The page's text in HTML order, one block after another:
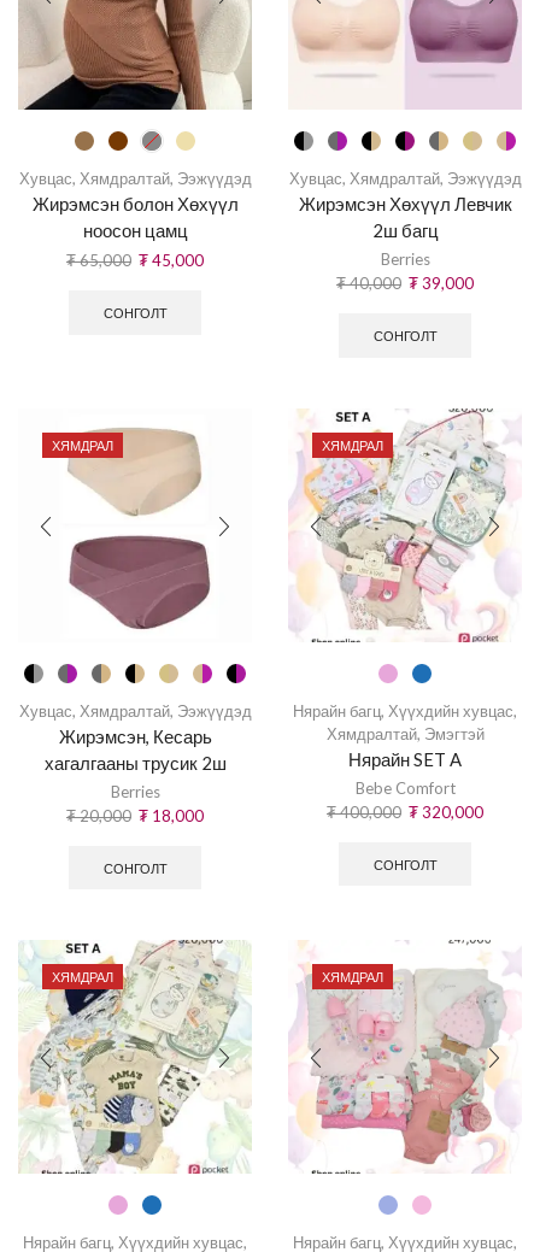
Хувцас, Хямдралтай, Ээжүүдэд
Жирэмсэн болон Хөхүүл
ноосон цамц
₮65,000 ₮45,000
СОНГОЛТ
Хувцас, Хямдралтай, Ээжүүдэд
Жирэмсэн Хөхүүл Левчик
2ш багц
Berries
₮40,000 ₮39,000
СОНГОЛТ
ХЯМДРАЛ
Хувцас, Хямдралтай, Ээжүүдэд
Жирэмсэн, Кесарь
хагалгааны трусик 2ш
Berries
₮20,000 ₮ 18,000
СОНГОЛТ
ХЯМДРАЛ
Нярайн багц, Хүүхдийн хувцас,
Хямдралтай, Эмэгтэй
Нярайн SET A
Bebe Comfort
₮400,000 ₮320,000
СОНГОЛТ
ХЯМДРАЛ
Нярайн багц, Хүүхдийн хувцас,
ХЯМДРАЛ
Нярайн багц, Хүүхдийн хувцас,